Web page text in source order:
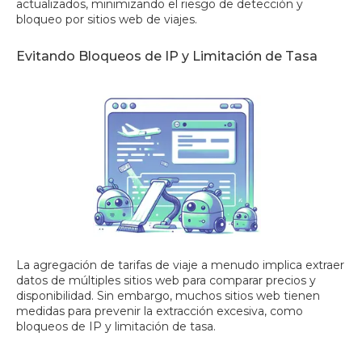
actualizados, minimizando el riesgo de detección y
bloqueo por sitios web de viajes.
Evitando Bloqueos de IP y Limitación de Tasa
La agregación de tarifas de viaje a menudo implica extraer
datos de múltiples sitios web para comparar precios y
disponibilidad. Sin embargo, muchos sitios web tienen
medidas para prevenir la extracción excesiva, como
bloqueos de IP y limitación de tasa.